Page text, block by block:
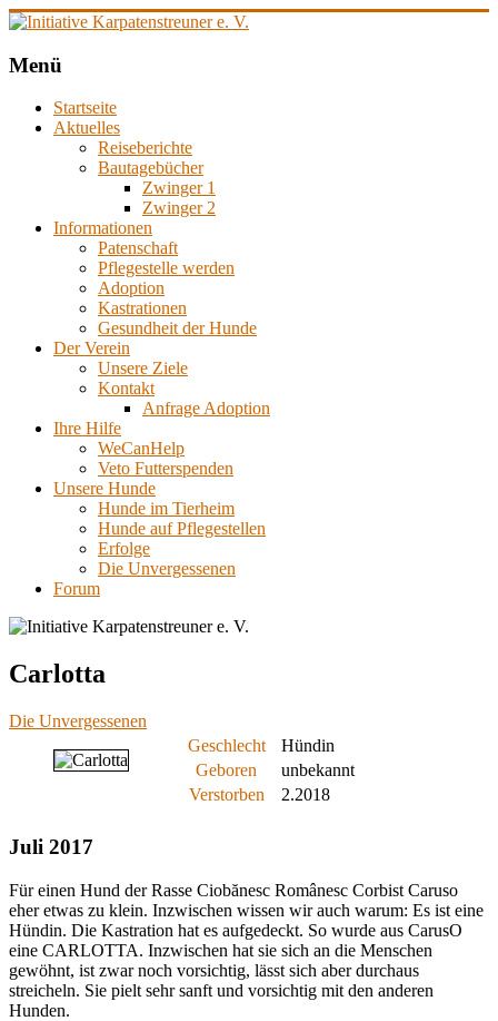
Zum
springen
Initiative
Tierschutz
Menü
Startseite
Aktuelles
Reiseberichte
Bautagebücher
Zwinger 1
Zwinger 2
Informationen
Patenschaft
Pflegestelle werden
Adoption
Kastrationen
Gesundheit der Hunde
Der Verein
Unsere Ziele
Kontakt
Anfrage Adoption
Ihre Hilfe
WeCanHelp
Veto Futterspenden
Unsere Hunde
Hunde im Tierheim
Hunde auf Pflegestellen
Erfolge
Die Unvergessenen
Forum
Carlotta
Die Unvergessenen
Geschlecht
Hündin
Geboren
unbekannt
Verstorben
2.2018
Juli 2017
Für einen Hund der Rasse Ciobănesc Românesc Corbist Caruso
eher etwas zu klein. Inzwischen wissen wir auch warum: Es ist eine
Hündin. Die Kastration hat es aufgedeckt. So wurde aus CarusO
eine CARLOTTA. Inzwischen hat sie sich an die Menschen
gewöhnt, ist zwar noch vorsichtig, lässt sich aber durchaus
streicheln. Sie pielt sehr sanft und vorsichtig mit den anderen
Hunden.